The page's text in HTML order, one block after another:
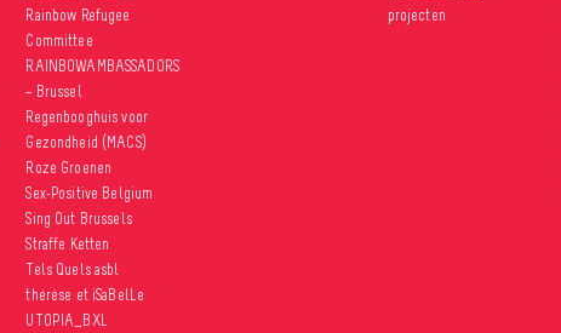
Rainbow Refugee
Committee
RAINBOWAMBASSADORS
– Brussel
Regenbooghuis voor
Gezondheid (MACS)
Roze Groenen
Sex-Positive Belgium
Sing Out Brussels
Straffe Ketten
Tels Quels asbl
thérèse et iSaBelLe
UTOPIA_BXL
projecten